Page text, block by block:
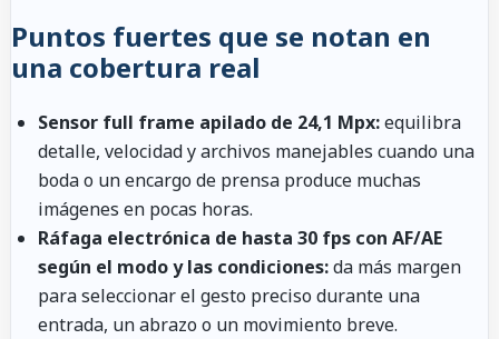
Puntos fuertes que se notan en
una cobertura real
Sensor full frame apilado de 24,1 Mpx:equilibra
detalle, velocidad y archivos manejables cuando una
boda o un encargo de prensa produce muchas
imágenes en pocas horas.
Ráfaga electrónica de hasta 30 fps con AF/AE
según el modo y las condiciones:da más margen
para seleccionar el gesto preciso durante una
entrada, un abrazo o un movimiento breve.